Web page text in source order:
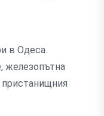
в Одеса.
железопътна